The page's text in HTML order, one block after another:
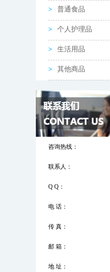
普通食品
个人护理品
生活用品
其他商品
咨询热线：
联系人：
Q Q：
电 话：
传 真：
邮 箱：
地 址：